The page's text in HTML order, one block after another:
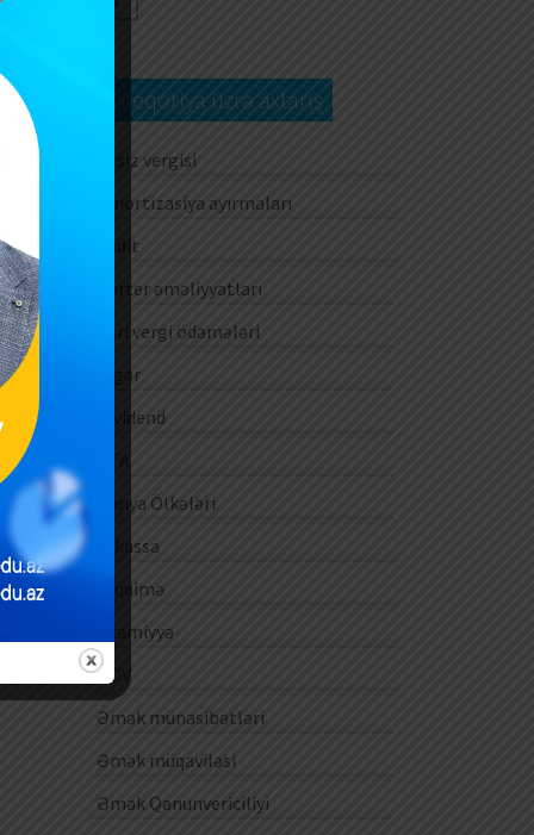
Kateqoriya üzrə axtarış
Aksiz vergisi
Amortizasiya ayırmaları
Audit
Barter əməliyyatları
Cari vergi ödəmələri
Digər
Dividend
Dünya Ölkələri
E-kassa
E-qaimə
Ezamiyyə
ƏDV
Əmək münasibətləri
Əmək müqaviləsi
Əmək Qanunvericiliyi